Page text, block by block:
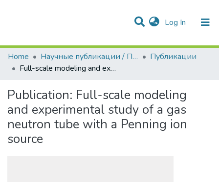
Log In (current)
Communities & Collections
Statistics
All of DSpace
Home
Научные публикации / Препринты
Публикации
Full-scale modeling and experimental study of a gas neutron tube with a Penning ion source
Publication: Full-scale modeling
and experimental study of a gas
neutron tube with a Penning ion
source